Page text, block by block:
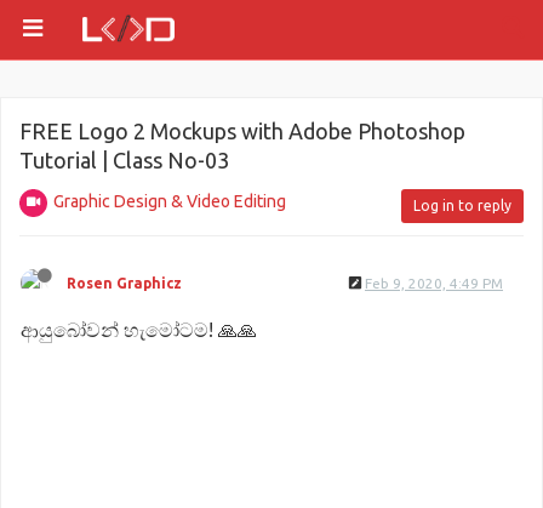
FREE Logo 2 Mockups with Adobe Photoshop
Tutorial | Class No-03
Graphic Design & Video Editing Log in to reply
Rosen Graphicz Feb 9, 2020, 4:49 PM
ආයුබෝවන් හැමෝටම! 🙏🙏